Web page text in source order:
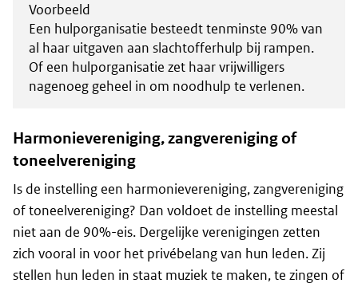
Voorbeeld
Een hulporganisatie besteedt tenminste 90% van
al haar uitgaven aan slachtofferhulp bij rampen.
Of een hulporganisatie zet haar vrijwilligers
nagenoeg geheel in om noodhulp te verlenen.
Harmonievereniging, zangvereniging of
toneelvereniging
Is de instelling een harmonievereniging, zangvereniging
of toneelvereniging? Dan voldoet de instelling meestal
niet aan de 90%-eis. Dergelijke verenigingen zetten
zich vooral in voor het privébelang van hun leden. Zij
stellen hun leden in staat muziek te maken, te zingen of